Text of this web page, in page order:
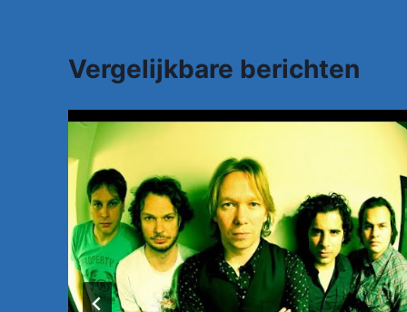
Vergelijkbare berichten